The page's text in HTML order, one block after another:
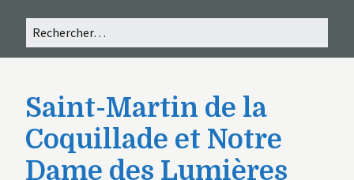
Saint-Martin de la
Coquillade et Notre
Dame des Lumières